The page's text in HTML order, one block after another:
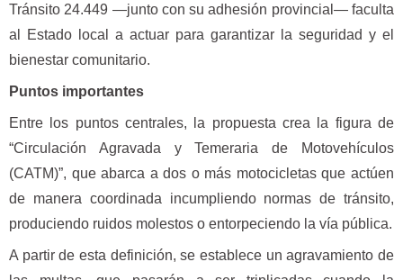
Tránsito 24.449 —junto con su adhesión provincial— faculta
al Estado local a actuar para garantizar la seguridad y el
bienestar comunitario.
Puntos importantes
Entre los puntos centrales, la propuesta crea la figura de
“Circulación Agravada y Temeraria de Motovehículos
(CATM)”, que abarca a dos o más motocicletas que actúen
de manera coordinada incumpliendo normas de tránsito,
produciendo ruidos molestos o entorpeciendo la vía pública.
A partir de esta definición, se establece un agravamiento de